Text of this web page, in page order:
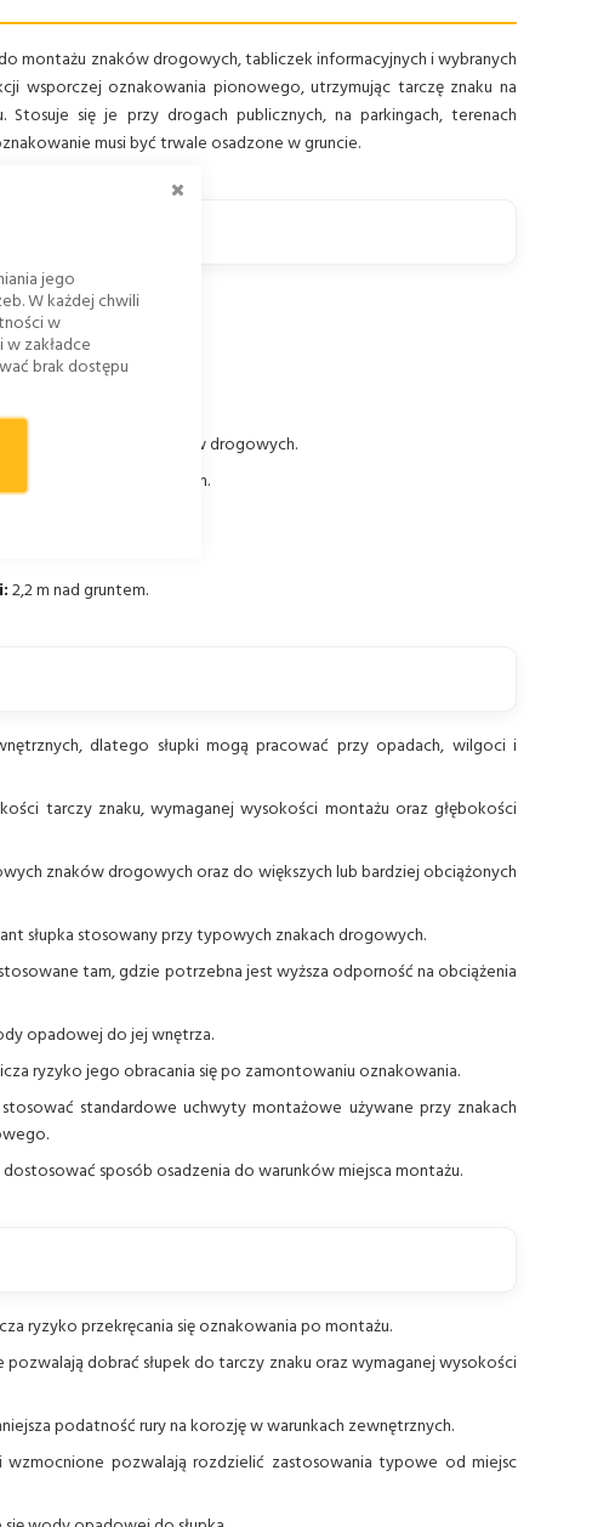
jego
W każdej chwili
w
zakładce
brak dostępu
montażu znaków drogowych, tabliczek informacyjnych i wybranych
wsporczej oznakowania pionowego, utrzymując tarczę znaku na
się je przy drogach publicznych, na parkingach, terenach
musi być trwale osadzone w gruncie.
do montażu znaków drogowych.
odpowiednim kruszywem.
2,2 m nad gruntem.
dlatego słupki mogą pracować przy opadach, wilgoci i
tarczy znaku, wymaganej wysokości montażu oraz głębokości
znaków drogowych oraz do większych lub bardziej obciążonych
słupka stosowany przy typowych znakach drogowych.
tam, gdzie potrzebna jest wyższa odporność na obciążenia
opadowej do jej wnętrza.
ryzyko jego obracania się po zamontowaniu oznakowania.
standardowe uchwyty montażowe używane przy znakach
sposób osadzenia do warunków miejsca montażu.
ryzyko przekręcania się oznakowania po montażu.
pozwalają dobrać słupek do tarczy znaku oraz wymaganej wysokości
podatność rury na korozję w warunkach zewnętrznych.
wzmocnione pozwalają rozdzielić zastosowania typowe od miejsc